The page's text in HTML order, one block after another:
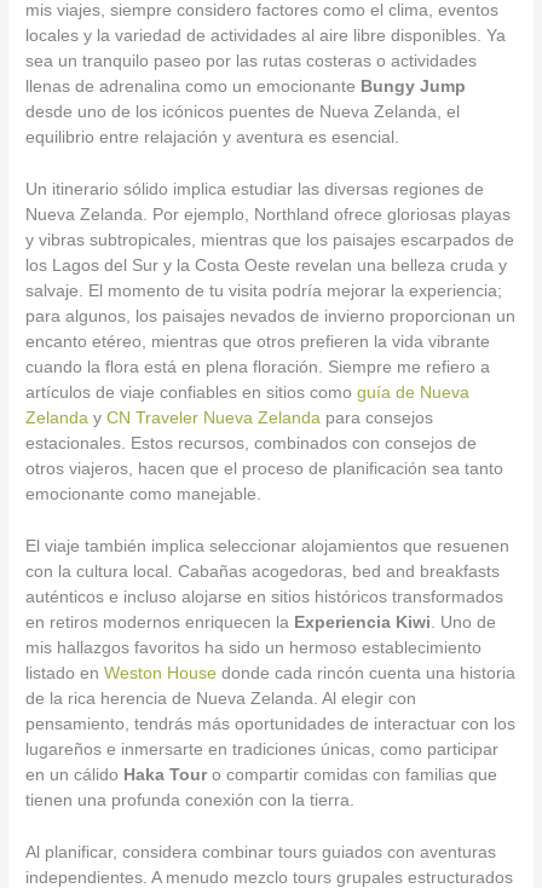
mis viajes, siempre considero factores como el clima, eventos
locales y la variedad de actividades al aire libre disponibles. Ya
sea un tranquilo paseo por las rutas costeras o actividades
llenas de adrenalina como un emocionante Bungy Jump
desde uno de los icónicos puentes de Nueva Zelanda, el
equilibrio entre relajación y aventura es esencial.
Un itinerario sólido implica estudiar las diversas regiones de
Nueva Zelanda. Por ejemplo, Northland ofrece gloriosas playas
y vibras subtropicales, mientras que los paisajes escarpados de
los Lagos del Sur y la Costa Oeste revelan una belleza cruda y
salvaje. El momento de tu visita podría mejorar la experiencia;
para algunos, los paisajes nevados de invierno proporcionan un
encanto etéreo, mientras que otros prefieren la vida vibrante
cuando la flora está en plena floración. Siempre me refiero a
artículos de viaje confiables en sitios comoguía de Nueva
Zelanda yCN Traveler Nueva Zelanda para consejos
estacionales. Estos recursos, combinados con consejos de
otros viajeros, hacen que el proceso de planificación sea tanto
emocionante como manejable.
El viaje también implica seleccionar alojamientos que resuenen
con la cultura local. Cabañas acogedoras, bed and breakfasts
auténticos e incluso alojarse en sitios históricos transformados
en retiros modernos enriquecen la Experiencia Kiwi . Uno de
mis hallazgos favoritos ha sido un hermoso establecimiento
listado enWeston House donde cada rincón cuenta una historia
de la rica herencia de Nueva Zelanda. Al elegir con
pensamiento, tendrás más oportunidades de interactuar con los
lugareños e inmersarte en tradiciones únicas, como participar
en un cálido Haka Touro compartir comidas con familias que
tienen una profunda conexión con la tierra.
Al planificar, considera combinar tours guiados con aventuras
independientes. A menudo mezclo tours grupales estructurados